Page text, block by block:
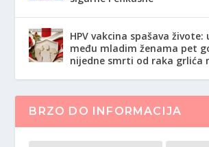
HPV vakcina spašava živote:
među mladim ženama pet
nijedne smrti od raka grlića
BRZO DO INFORMACIJA